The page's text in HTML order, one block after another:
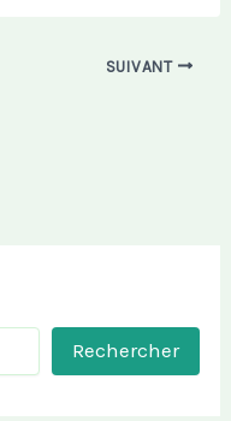
SUIVANT
Rechercher